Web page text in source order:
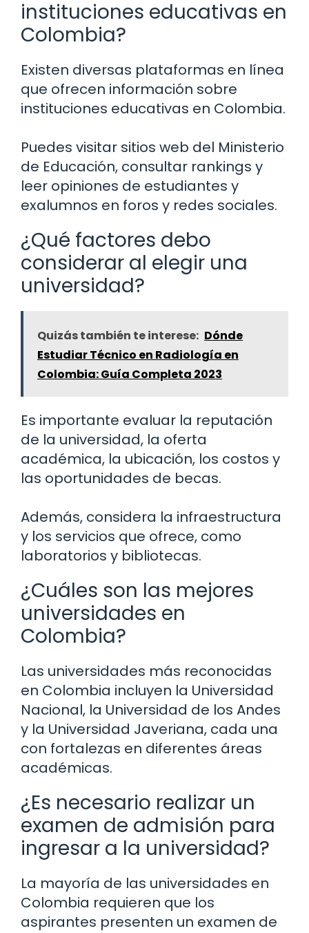
instituciones educativas en
Colombia?
Existen diversas plataformas en línea
que ofrecen información sobre
instituciones educativas en Colombia.
Puedes visitar sitios web del Ministerio
de Educación, consultar rankings y
leer opiniones de estudiantes y
exalumnos en foros y redes sociales.
¿Qué factores debo
considerar al elegir una
universidad?
Quizás también te interese: Dónde
Estudiar Técnico en Radiología en
Colombia: Guía Completa 2023
Es importante evaluar la reputación
de la universidad, la oferta
académica, la ubicación, los costos y
las oportunidades de becas.
Además, considera la infraestructura
y los servicios que ofrece, como
laboratorios y bibliotecas.
¿Cuáles son las mejores
universidades en
Colombia?
Las universidades más reconocidas
en Colombia incluyen la Universidad
Nacional, la Universidad de los Andes
y la Universidad Javeriana, cada una
con fortalezas en diferentes áreas
académicas.
¿Es necesario realizar un
examen de admisión para
ingresar a la universidad?
La mayoría de las universidades en
Colombia requieren que los
aspirantes presenten un examen de